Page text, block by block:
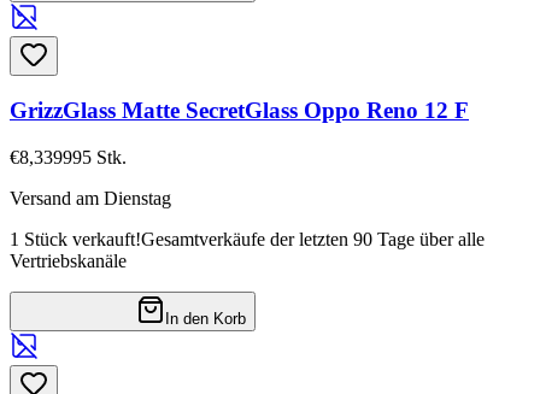
GrizzGlass Matte SecretGlass Oppo Reno 12 F
€8,339995 Stk.
Versand am Dienstag
1 Stück verkauft!Gesamtverkäufe der letzten 90 Tage über alle
Vertriebskanäle
In den Korb